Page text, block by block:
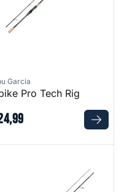
Garcia
Pro Tech Rig
,99